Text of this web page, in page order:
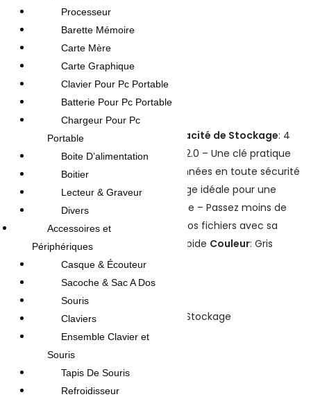
Highlights: Capacité de Stockage: 4
Go –Interface
: USB 2.0 – Une clé pratique
pour stocker vos données en toute sécurité
– Solution de stockage idéale pour une
utilisation quotidienne – Passez moins de
temps à transférer vos fichiers avec sa
vitesse de lecture rapide Couleur: Gris
UGS : usb-aero-4go
Catégories :Clé USB Stockage
Processeur
Barette Mémoire
Carte Mère
Carte Graphique
Clavier Pour Pc Portable
Batterie Pour Pc Portable
Chargeur Pour Pc
Portable
Boite D’alimentation
Boitier
Lecteur & Graveur
Divers
Accessoires et
Périphériques
Casque & Écouteur
Sacoche & Sac A Dos
Souris
Claviers
Ensemble Clavier et
Souris
Tapis De Souris
Refroidisseur